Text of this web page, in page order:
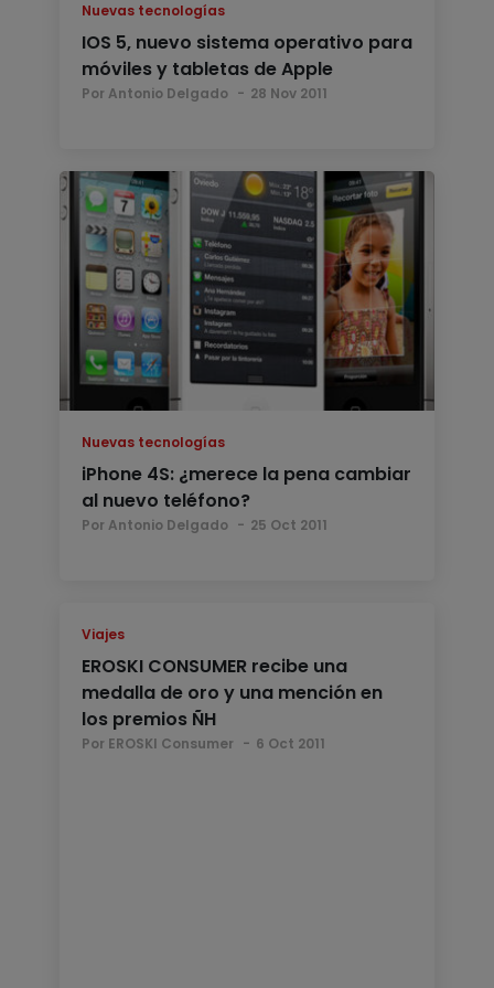
Nuevas tecnologías
IOS 5, nuevo sistema operativo para
móviles y tabletas de Apple
Por Antonio Delgado 28 Nov 2011
Nuevas tecnologías
iPhone 4S: ¿merece la pena cambiar
al nuevo teléfono?
Por Antonio Delgado 25 Oct 2011
Viajes
EROSKI CONSUMER recibe una
medalla de oro y una mención en
los premios ÑH
Por EROSKI Consumer 6 Oct 2011